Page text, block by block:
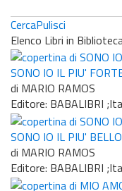
CercaPulisci
Elenco Libri in
SONO IO IL PIU'
di MARIO RAMOS
Editore: BABALIBRI
SONO IO IL PIU' BELLO
di MARIO RAMOS
Editore: BABALIBRI